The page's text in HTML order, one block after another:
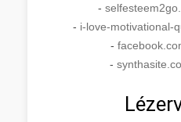
-
- i-love-motivational-
-
-